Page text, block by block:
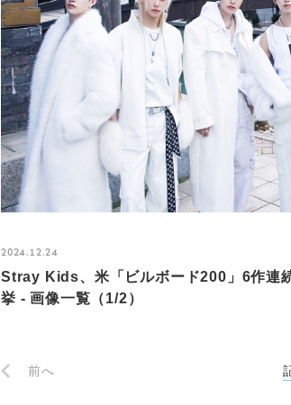
2024.12.24
Stray Kids、米「ビルボード200」6作連
挙 - 画像一覧（1/2）
前へ